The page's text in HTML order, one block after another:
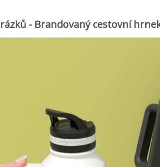
- Brandovaný cestovní